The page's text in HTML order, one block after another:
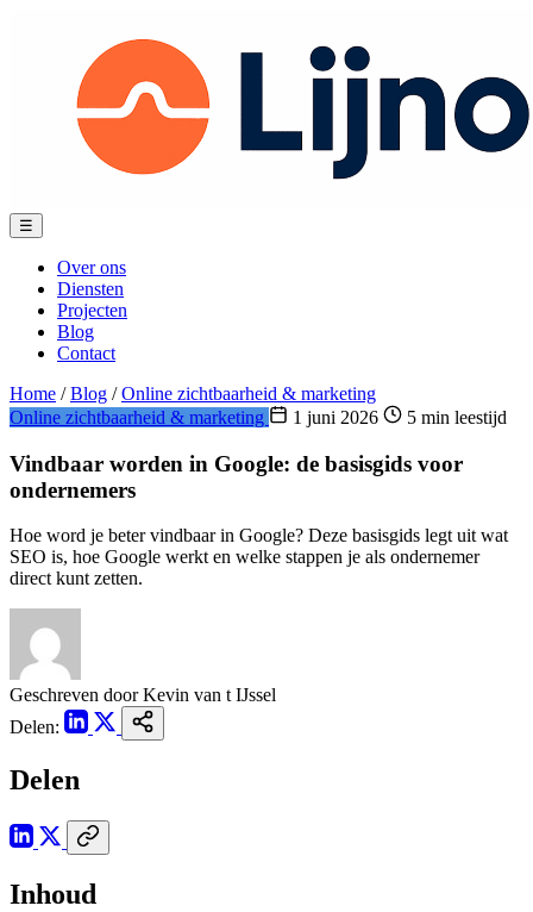
Menu
☰
Over ons
Diensten
Projecten
Blog
Contact
Home / Blog / Online zichtbaarheid & marketing
Online zichtbaarheid & marketing
1 juni 2026 5 min leestijd
Vindbaar worden in Google: de basisgids voor
ondernemers
Hoe word je beter vindbaar in Google? Deze basisgids legt uit wat
SEO is, hoe Google werkt en welke stappen je als ondernemer
direct kunt zetten.
Geschreven door Kevin van t IJssel
Delen:
Delen
Inhoud